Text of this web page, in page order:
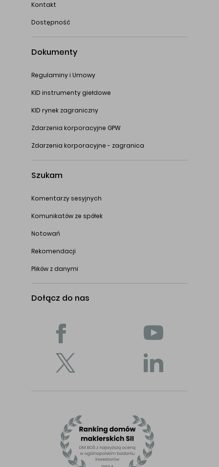
Kontakt
Dostępność
Dokumenty
Regulaminy i Umowy
KID instrumenty giełdowe
KID rynek zagraniczny
Zdarzenia korporacyjne GPW
Zdarzenia korporacyjne - zagranica
Szukam
Komentarzy sesyjnych
Komunikatów ze spółek
Notowań
Rekomendacji
Plików z danymi
Dołącz do nas